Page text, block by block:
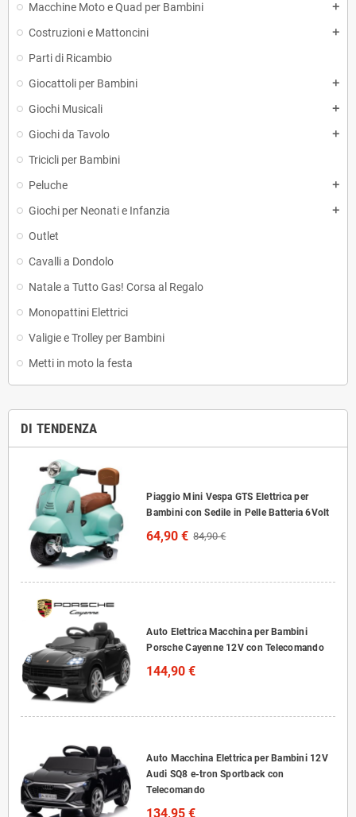
Macchine Moto e Quad per Bambini add
Costruzioni e Mattoncini add
Parti di Ricambio
Giocattoli per Bambini
add
Giochi Musicali add
Giochi da Tavolo add
Tricicli per Bambini
Peluche
add
Giochi per Neonati e Infanzia add
Outlet
Cavalli a Dondolo
Natale a Tutto Gas! Corsa al Regalo
Monopattini Elettrici
Valigie e Trolley per Bambini
Metti in moto la festa
DI TENDENZA
Piaggio Mini Vespa GTS Elettrica per
Bambini con Sedile in Pelle Batteria 6Volt
64,90 € 84,90 €
Auto Elettrica Macchina per Bambini
Porsche Cayenne 12V con Telecomando
144,90 €
Auto Macchina Elettrica per Bambini 12V
Audi SQ8 e-tron Sportback con
Telecomando
134,95 €